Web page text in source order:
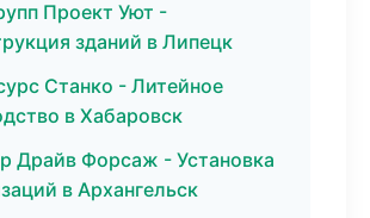
Проект Уют -
зданий в Липецк
Станко - Литейное
в Хабаровск
Драйв Форсаж - Установка
в Архангельск